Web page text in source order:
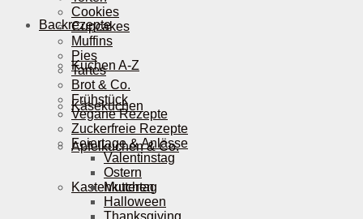
Backrezepte
Kuchen A-Z
Käsekuchen
Apfelkuchen & Co.
Kastenkuchen
Cookies
Cupcakes
Muffins
Pies
Tartes
Brot & Co.
Frühstück
Vegane Rezepte
Zuckerfreie Rezepte
Feiertage & Anlässe
Valentinstag
Ostern
Muttertag
Halloween
Thanksgiving